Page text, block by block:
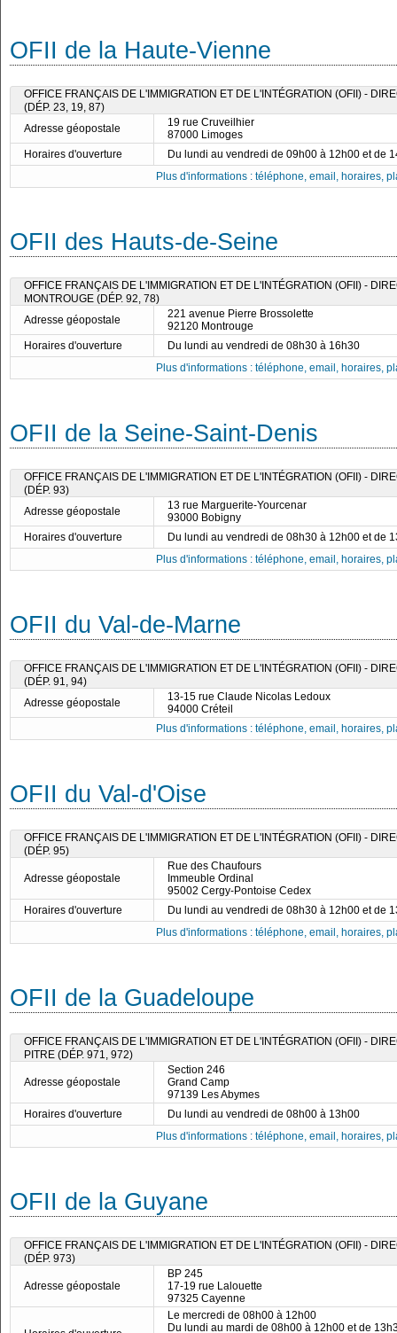
OFII de la Haute-Vienne
OFFICE FRANÇAIS DE L'IMMIGRATION ET DE L'INTÉGRATION (OFII) -
(DÉP. 23, 19, 87)
Adresse géopostale
19 rue Cruveilhier
87000 Limoges
Horaires d'ouverture
Du lundi au vendredi de 09h00 à 12h00 et de
Plus d'informations : téléphone, email, horaires,
OFII des Hauts-de-Seine
OFFICE FRANÇAIS DE L'IMMIGRATION ET DE L'INTÉGRATION (OFII) -
MONTROUGE (DÉP. 92, 78)
Adresse géopostale
221 avenue Pierre Brossolette
92120 Montrouge
Horaires d'ouverture
Du lundi au vendredi de 08h30 à 16h30
Plus d'informations : téléphone, email, horaires,
OFII de la Seine-Saint-Denis
OFFICE FRANÇAIS DE L'IMMIGRATION ET DE L'INTÉGRATION (OFII) -
(DÉP. 93)
Adresse géopostale
13 rue Marguerite-Yourcenar
93000 Bobigny
Horaires d'ouverture
Du lundi au vendredi de 08h30 à 12h00 et de
Plus d'informations : téléphone, email, horaires,
OFII du Val-de-Marne
OFFICE FRANÇAIS DE L'IMMIGRATION ET DE L'INTÉGRATION (OFII) -
(DÉP. 91, 94)
Adresse géopostale
13-15 rue Claude Nicolas Ledoux
94000 Créteil
Plus d'informations : téléphone, email, horaires,
OFII du Val-d'Oise
OFFICE FRANÇAIS DE L'IMMIGRATION ET DE L'INTÉGRATION (OFII) -
(DÉP. 95)
Adresse géopostale
Rue des Chaufours
Immeuble Ordinal
95002 Cergy-Pontoise Cedex
Horaires d'ouverture
Du lundi au vendredi de 08h30 à 12h00 et de
Plus d'informations : téléphone, email, horaires,
OFII de la Guadeloupe
OFFICE FRANÇAIS DE L'IMMIGRATION ET DE L'INTÉGRATION (OFII) -
PITRE (DÉP. 971, 972)
Adresse géopostale
Section 246
Grand Camp
97139 Les Abymes
Horaires d'ouverture
Du lundi au vendredi de 08h00 à 13h00
Plus d'informations : téléphone, email, horaires,
OFII de la Guyane
OFFICE FRANÇAIS DE L'IMMIGRATION ET DE L'INTÉGRATION (OFII) -
(DÉP. 973)
Adresse géopostale
BP 245
17-19 rue Lalouette
97325 Cayenne
Le mercredi de 08h00 à 12h00
Du lundi au mardi de 08h00 à 12h00 et de